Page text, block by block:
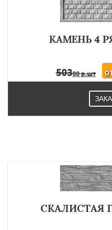
КАМЕНЬ 4
50300 р.шт
СКАЛИСТАЯ